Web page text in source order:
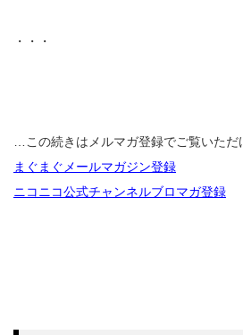
・・・
…この続きはメルマガ登録でご覧いただ
まぐまぐメールマガジン登録
ニコニコ公式チャンネルブロマガ登録